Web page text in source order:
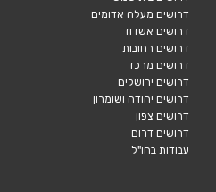
דרושים מעלה אדומים
דרושים אשדוד
דרושים רחובות
דרושים מרכז
דרושים ירושלים
דרושים יהודה ושומרון
דרושים צפון
דרושים דרום
עבודות בחו"ל